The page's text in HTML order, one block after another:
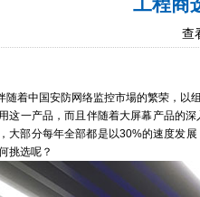
查
着中国安防网络监控市場的繁荣，以
这一产品，而且伴随着大屏幕产品的
大部分每年全部都是以30%的速度发
挑选呢？